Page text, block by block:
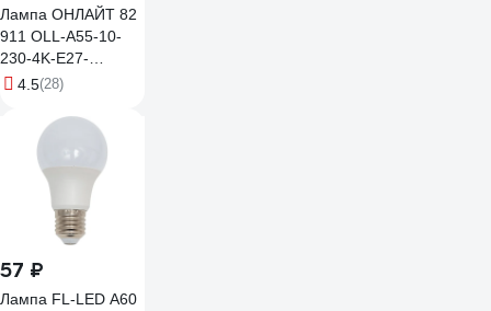
Лампа ОНЛАЙТ 82
911 OLL-A55-10-
230-4K-E27-
PROMO 82911
4.5(28)
57 ₽
Лампа FL-LED A60